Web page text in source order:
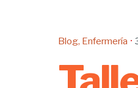
Blog Enfermería